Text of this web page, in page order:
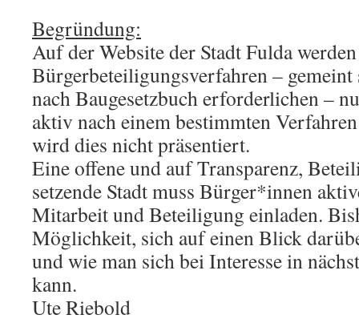
Begründung:
Auf der Website der Stadt Fulda
Bürgerbeteiligungsverfahren –
nach Baugesetzbuch erforderlichen –
aktiv nach einem bestimmten
wird dies nicht präsentiert.
Eine offene und auf Transparenz,
setzende Stadt muss Bürger*innen
Mitarbeit und Beteiligung einladen.
Möglichkeit, sich auf einen Blick
und wie man sich bei Interesse in
kann.
Ute Riebold